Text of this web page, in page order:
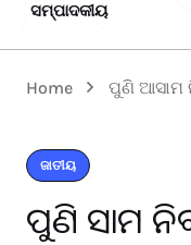
ସମ୍ପାଦକୀୟ
Home ପୁଣି ଆସାମ
ଜାତୀୟ
ପୁଣି ଆସାମ